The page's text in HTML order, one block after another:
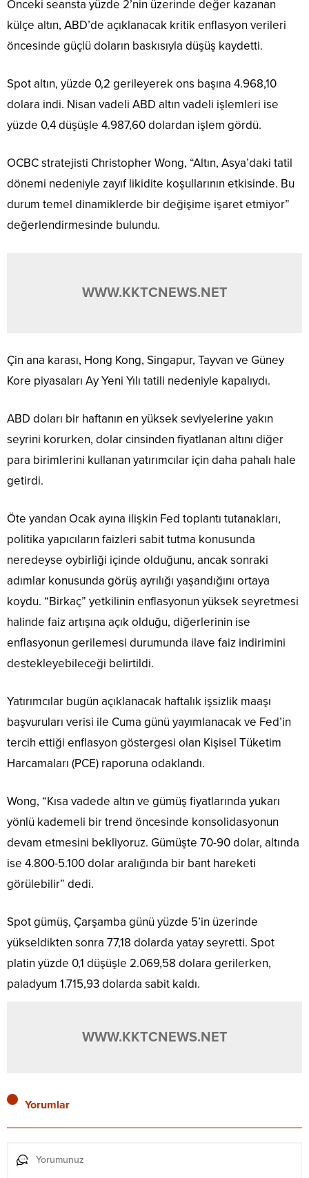
Önceki seansta yüzde 2’nin üzerinde değer kazanan
külçe altın, ABD’de açıklanacak kritik enflasyon verileri
öncesinde güçlü doların baskısıyla düşüş kaydetti.
Spot altın, yüzde 0,2 gerileyerek ons başına 4.968,10
dolara indi. Nisan vadeli ABD altın vadeli işlemleri ise
yüzde 0,4 düşüşle 4.987,60 dolardan işlem gördü.
OCBC stratejisti Christopher Wong, “Altın, Asya’daki tatil
dönemi nedeniyle zayıf likidite koşullarının etkisinde. Bu
durum temel dinamiklerde bir değişime işaret etmiyor”
değerlendirmesinde bulundu.
WWW.KKTCNEWS.NET
Çin ana karası, Hong Kong, Singapur, Tayvan ve Güney
Kore piyasaları Ay Yeni Yılı tatili nedeniyle kapalıydı.
ABD doları bir haftanın en yüksek seviyelerine yakın
seyrini korurken, dolar cinsinden fiyatlanan altını diğer
para birimlerini kullanan yatırımcılar için daha pahalı hale
getirdi.
Öte yandan Ocak ayına ilişkin Fed toplantı tutanakları,
politika yapıcıların faizleri sabit tutma konusunda
neredeyse oybirliği içinde olduğunu, ancak sonraki
adımlar konusunda görüş ayrılığı yaşandığını ortaya
koydu. “Birkaç” yetkilinin enflasyonun yüksek seyretmesi
halinde faiz artışına açık olduğu, diğerlerinin ise
enflasyonun gerilemesi durumunda ilave faiz indirimini
destekleyebileceği belirtildi.
Yatırımcılar bugün açıklanacak haftalık işsizlik maaşı
başvuruları verisi ile Cuma günü yayımlanacak ve Fed’in
tercih ettiği enflasyon göstergesi olan Kişisel Tüketim
Harcamaları (PCE) raporuna odaklandı.
Wong, “Kısa vadede altın ve gümüş fiyatlarında yukarı
yönlü kademeli bir trend öncesinde konsolidasyonun
devam etmesini bekliyoruz. Gümüşte 70-90 dolar, altında
ise 4.800-5.100 dolar aralığında bir bant hareketi
görülebilir” dedi.
Spot gümüş, Çarşamba günü yüzde 5’in üzerinde
yükseldikten sonra 77,18 dolarda yatay seyretti. Spot
platin yüzde 0,1 düşüşle 2.069,58 dolara gerilerken,
paladyum 1.715,93 dolarda sabit kaldı.
WWW.KKTCNEWS.NET
Yorumlar